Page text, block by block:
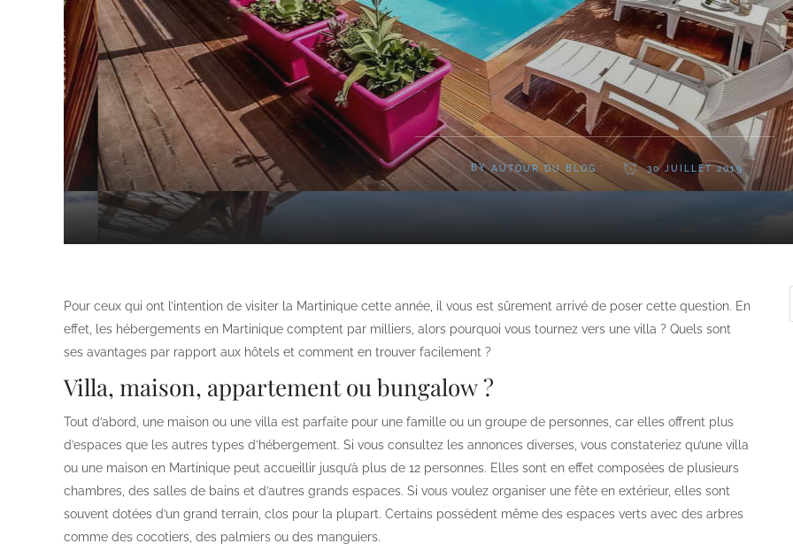
BY AUTOUR DU BLOG 30 JUILLET 2019
Pour ceux qui ont l’intention de visiter la Martinique cette année, il vous est sûrement arrivé de poser cette question. En
effet, les hébergements en Martinique comptent par milliers, alors pourquoi vous tournez vers une villa ? Quels sont
ses avantages par rapport aux hôtels et comment en trouver facilement ?
Villa, maison, appartement ou bungalow ?
Tout d’abord, une maison ou une villa est parfaite pour une famille ou un groupe de personnes, car elles offrent plus
d’espaces que les autres types d’hébergement. Si vous consultez les annonces diverses, vous constateriez qu’une villa
ou une maison en Martinique peut accueillir jusqu’à plus de 12 personnes. Elles sont en effet composées de plusieurs
chambres, des salles de bains et d’autres grands espaces. Si vous voulez organiser une fête en extérieur, elles sont
souvent dotées d’un grand terrain, clos pour la plupart. Certains possèdent même des espaces verts avec des arbres
comme des cocotiers, des palmiers ou des manguiers.